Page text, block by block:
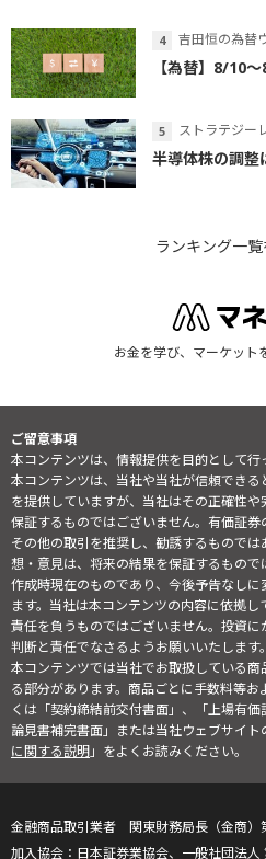
吉田恒の為替
【為替】8/10
ストラテジー
半導体株の調整
ランキング一覧
お金を学び、マーケット
ご留意事項
本コンテンツは、情報提供を目的として行
本コンテンツは、当社や当社が信頼でき
を提供していますが、当社はその正確性
保証するものではございません。有価証券
その他の取引を推奨し、勧誘するもので
想・意見は、将来の結果を保証するもの
作成時現在のものであり、今後予告なし
ます。当社は本コンテンツの内容に依拠
責任を負うものではございません。投資
判断と責任でなさるようお願いいたします。
本コンテンツでは当社でお取扱している
る部分があります。商品ごとに手数料等
くは「契約締結前交付書面」、「上場有
論見書補完書面」または当社ウェブサイト
に関する説明」をよくお読みください。
金融商品取引業者 関東財務局長（金商）
日本証券業協会、一般社団法